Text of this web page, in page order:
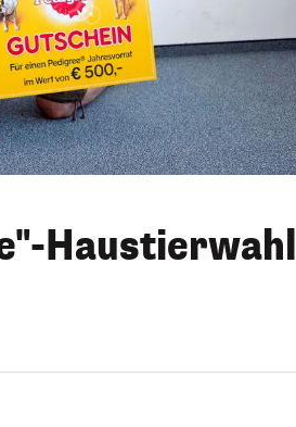
Haustierwahl